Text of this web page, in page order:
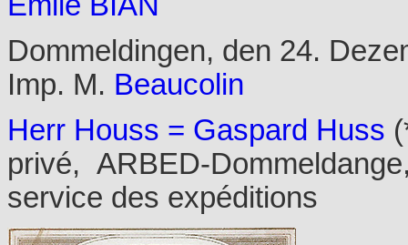
Dommeldingen, den 24.
Imp. M. Beaucolin
Herr Houss = Gaspard Huss
privé, ARBED-
service des expéditions